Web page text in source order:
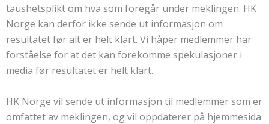
taushetsplikt om hva som foregår under meklingen. HK
Norge kan derfor ikke sende ut informasjon om
resultatet før alt er helt klart. Vi håper medlemmer har
forståelse for at det kan forekomme spekulasjoner i
media før resultatet er helt klart.
HK Norge vil sende ut informasjon til medlemmer som er
omfattet av meklingen, og vil oppdaterer på hjemmesida